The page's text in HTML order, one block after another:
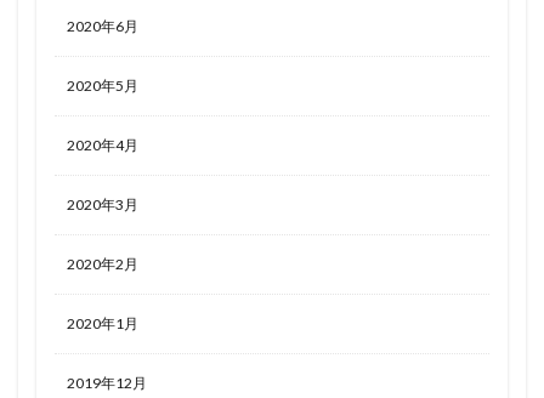
2020年6月
2020年5月
2020年4月
2020年3月
2020年2月
2020年1月
2019年12月